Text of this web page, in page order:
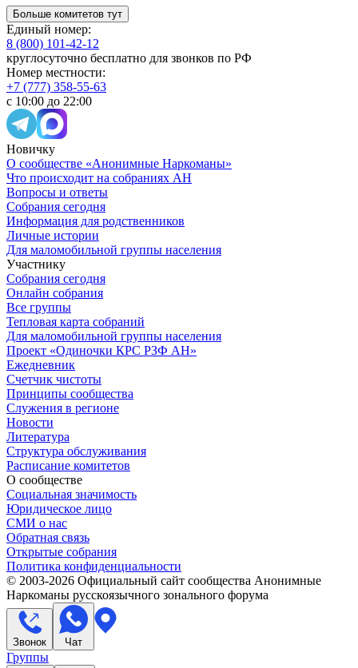
Больше комитетов тут
Единый номер:
8 (800) 101-42-12
круглосуточно бесплатно для звонков по РФ
Номер местности:
+7 (777) 358-55-63
с 10:00 до 22:00
Новичку
О сообществе «Анонимные Наркоманы»
Что происходит на собраниях АН
Вопросы и ответы
Собрания сегодня
Информация для родственников
Личные истории
Для маломобильной группы населения
Участнику
Собрания сегодня
Онлайн собрания
Все группы
Тепловая карта собраний
Для маломобильной группы населения
Проект «Одиночки КРС РЗФ АН»
Ежедневник
Счетчик чистоты
Принципы сообщества
Служения в регионе
Новости
Литература
Структура обслуживания
Расписание комитетов
О сообществе
Социальная значимость
Юридическое лицо
СМИ о нас
Обратная связь
Открытые собрания
Политика конфиденциальности
© 2003-2026 Официальный сайт сообщества Анонимные
Наркоманы русскоязычного зонального форума
Звонок Чат
Группы